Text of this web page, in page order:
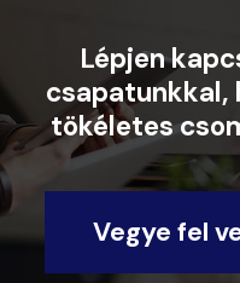
Lépjen
csapatunkkal,
tökéletes
Vegye fel